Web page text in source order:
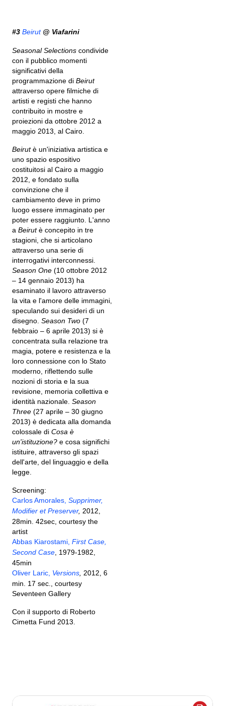
#3 Beirut@ Viafarini
Seasonal Selections condivide
con il pubblico momenti
significativi della
programmazione di Beirut
attraverso opere filmiche di
artisti e registi che hanno
contribuito in mostre e
proiezioni da ottobre 2012 a
maggio 2013, al Cairo.
Beirutè un'iniziativa artistica e
uno spazio espositivo
costituitosi al Cairo a maggio
2012, e fondato sulla
convinzione che il
cambiamento deve in primo
luogo essere immaginato per
poter essere raggiunto. L'anno
a Beirutè concepito in tre
stagioni, che si articolano
attraverso una serie di
interrogativi interconnessi.
Season One (10 ottobre 2012
– 14 gennaio 2013) ha
esaminato il lavoro attraverso
la vita e l'amore delle immagini,
speculando sui desideri di un
disegno. Season Two (7
febbraio – 6 aprile 2013) si è
concentrata sulla relazione tra
magia, potere e resistenza e la
loro connessione con lo Stato
moderno, riflettendo sulle
nozioni di storia e la sua
revisione, memoria collettiva e
identità nazionale. Season
Three (27 aprile – 30 giugno
2013) è dedicata alla domanda
colossale di Cosa è
un'istituzione? e cosa significhi
istituire, attraverso gli spazi
dell'arte, del linguaggio e della
legge.
Screening:
Carlos Amorales, Supprimer,
Modifier et Preserver, 2012,
28min. 42sec, courtesy the
artist
Abbas Kiarostami, First Case,
Second Case , 1979-1982,
45min
Oliver Laric, Versions 2012, 6
min. 17 sec., courtesy
Seventeen Gallery
Con il supporto di Roberto
Cimetta Fund 2013.